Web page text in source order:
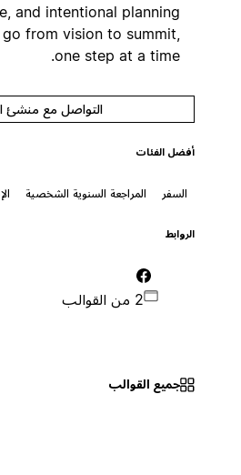
and intentional planning
go from vision to summit,
one step at a time.
التواصل مع منشئ
أفضل الفئات
المراجعة السنوية الشخصية
جميع القوالب